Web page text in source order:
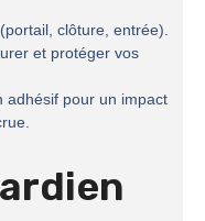
clôture, entrée).
et protéger vos
adhésif pour un impact